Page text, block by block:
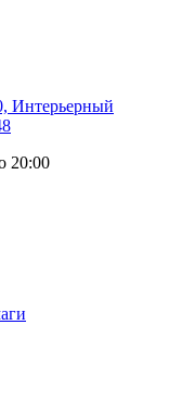
Интерьерный
20:00